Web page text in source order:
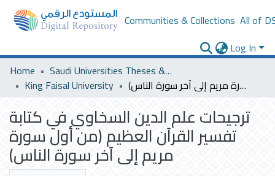
Communities & Collections All of
Log In
Home
Saudi Universities Theses & Dissertations
King Faisal University
ترجيحات علم الدين السخاوي في كتابة تفسير القرآن العظيم (من أول سورة مريم إلى آخر سورة الناس)
ترجيحات علم الدين السخاوي في كتابة
تفسير القرآن العظيم (من أول سورة
مريم إلى آخر سورة الناس)